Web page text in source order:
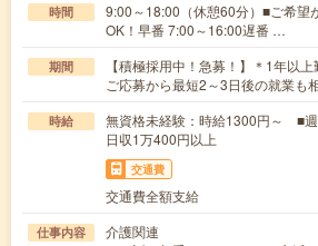
時間
9:00～18:00（休憩60分）■ご希望
OK！早番 7:00～16:00遅番 …
期間
【積極採用中！急募！】＊1年以
ご応募から最短2～3日後の就業も
時給
無資格未経験：時給1300円～ ■
日収1万400円以上
交通費
交通費全額支給
仕事内容
介護関連